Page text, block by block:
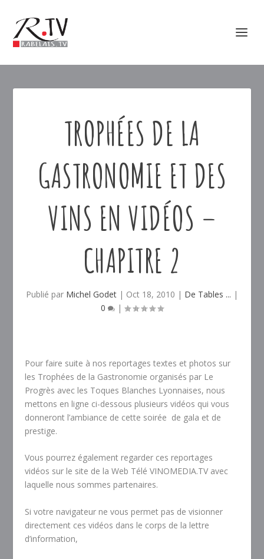
TROPHÉES DE LA
GASTRONOMIE ET DES
VINS EN VIDÉOS –
CHAPITRE 2
Publié par Michel Godet | Oct 18, 2010 | De Tables ... |
0
|
Pour faire suite à nos reportages textes et photos sur
les Trophées de la Gastronomie organisés par Le
Progrès avec les Toques Blanches Lyonnaises, nous
mettons en ligne ci-dessous plusieurs vidéos qui vous
donneront l’ambiance de cette soirée de gala et de
prestige.
Vous pourrez également regarder ces reportages
vidéos sur le site de la Web Télé VINOMEDIA.TV avec
laquelle nous sommes partenaires.
Si votre navigateur ne vous permet pas de visionner
directement ces vidéos dans le corps de la lettre
d’information,